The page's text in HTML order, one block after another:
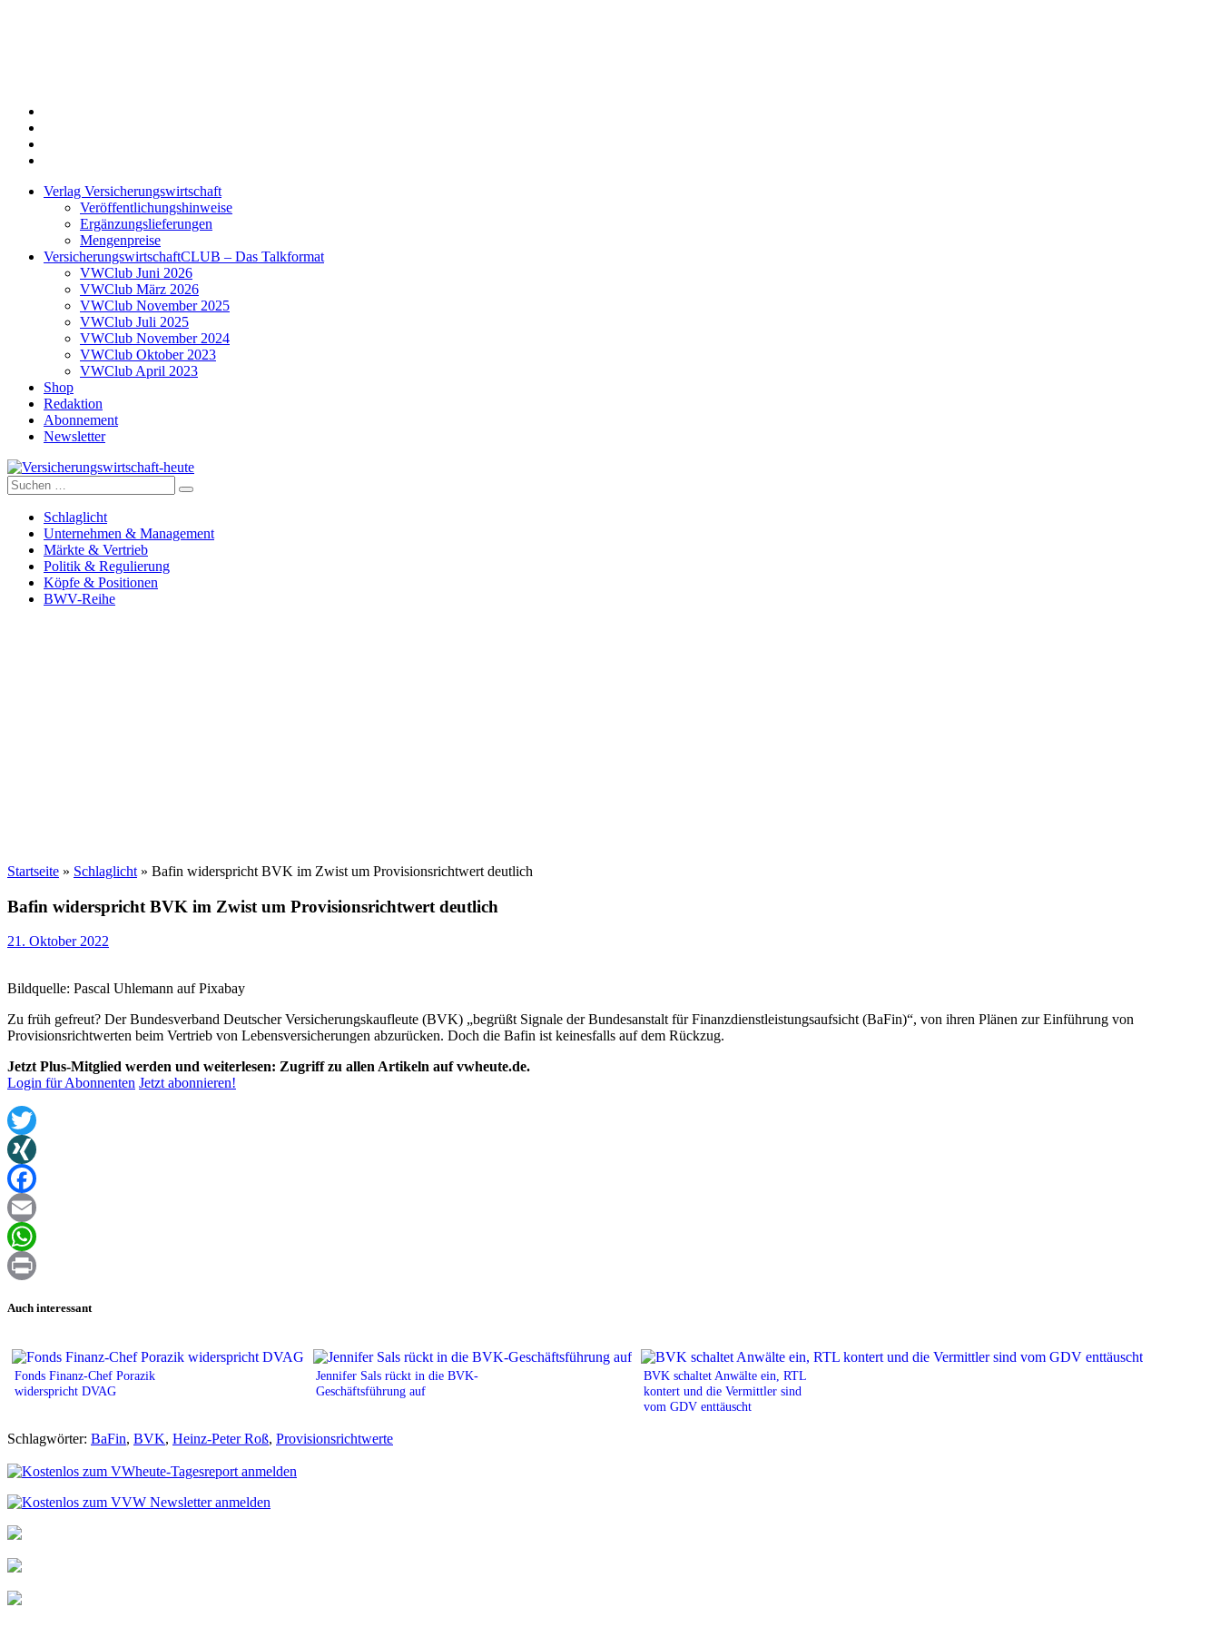
Verlag Versicherungswirtschaft
Veröffentlichungshinweise
Ergänzungslieferungen
Mengenpreise
VersicherungswirtschaftCLUB – Das Talkformat
VWClub Juni 2026
VWClub März 2026
VWClub November 2025
VWClub Juli 2025
VWClub November 2024
VWClub Oktober 2023
VWClub April 2023
Shop
Redaktion
Abonnement
Newsletter
Versicherungswirtschaft-heute
Suche
nach:
Schlaglicht
Unternehmen & Management
Märkte & Vertrieb
Politik & Regulierung
Köpfe & Positionen
BWV-Reihe
Startseite » Schlaglicht » Bafin widerspricht BVK im Zwist um Provisionsrichtwert deutlich
Bafin widerspricht BVK im Zwist um Provisionsrichtwert deutlich
21. Oktober 2022
Bildquelle: Pascal Uhlemann auf Pixabay
Zu früh gefreut? Der Bundesverband Deutscher Versicherungskaufleute (BVK) „begrüßt Signale der Bundesanstalt für Finanzdienstleistungsaufsicht (BaFin)“, von ihren Plänen zur Einführung von
Provisionsrichtwerten beim Vertrieb von Lebensversicherungen abzurücken. Doch die Bafin ist keinesfalls auf dem Rückzug.
Jetzt Plus-Mitglied werden und weiterlesen: Zugriff zu allen Artikeln auf vwheute.de.
Login für Abonnenten Jetzt abonnieren!
Twitter
XING
Facebook
Email
WhatsApp
Auch interessant
Fonds Finanz-Chef Porazik
widerspricht DVAG
Jennifer Sals rückt in die BVK-
Geschäftsführung auf
BVK schaltet Anwälte ein, RTL
kontert und die Vermittler sind
vom GDV enttäuscht
Schlagwörter: BaFin, BVK, Heinz-Peter Roß, Provisionsrichtwerte